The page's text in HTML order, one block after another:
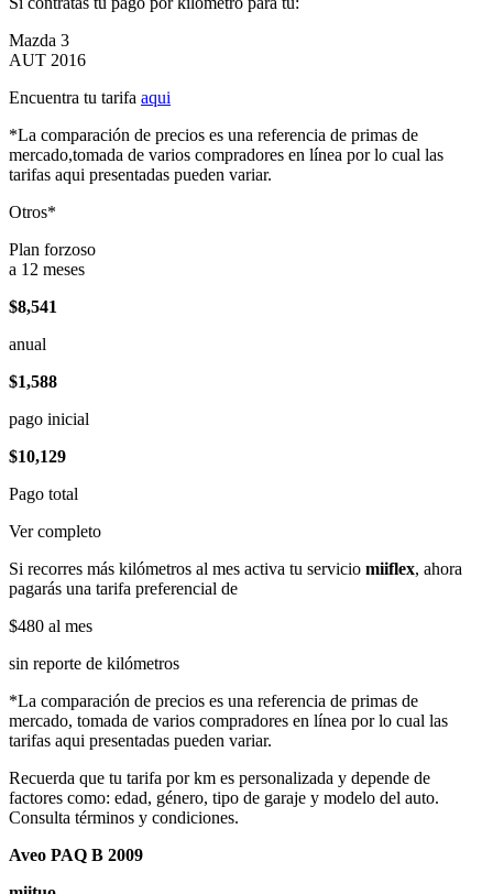
Mazda 3
AUT 2016
Encuentra tu tarifa aqui
*La comparación de precios es una referencia de primas de
mercado,tomada de varios compradores en línea por lo cual las
tarifas aqui presentadas pueden variar.
Otros*
Plan forzoso
a 12 meses
$8,541
anual
$1,588
pago inicial
$10,129
Pago total
Ver completo
Si recorres más kilómetros al mes activa tu servicio miiflex, ahora
pagarás una tarifa preferencial de
$480 al mes
sin reporte de kilómetros
*La comparación de precios es una referencia de primas de
mercado, tomada de varios compradores en línea por lo cual las
tarifas aqui presentadas pueden variar.
Recuerda que tu tarifa por km es personalizada y depende de
factores como: edad, género, tipo de garaje y modelo del auto.
Consulta términos y condiciones.
Aveo PAQ B 2009